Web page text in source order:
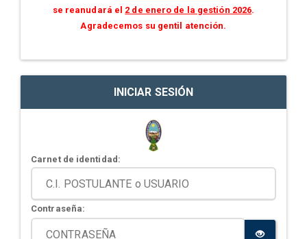
se reanudará el 2 de enero de la gestión 2026.
Agradecemos su gentil atención.
INICIAR SESIÓN
Carnet de identidad:
Contraseña: